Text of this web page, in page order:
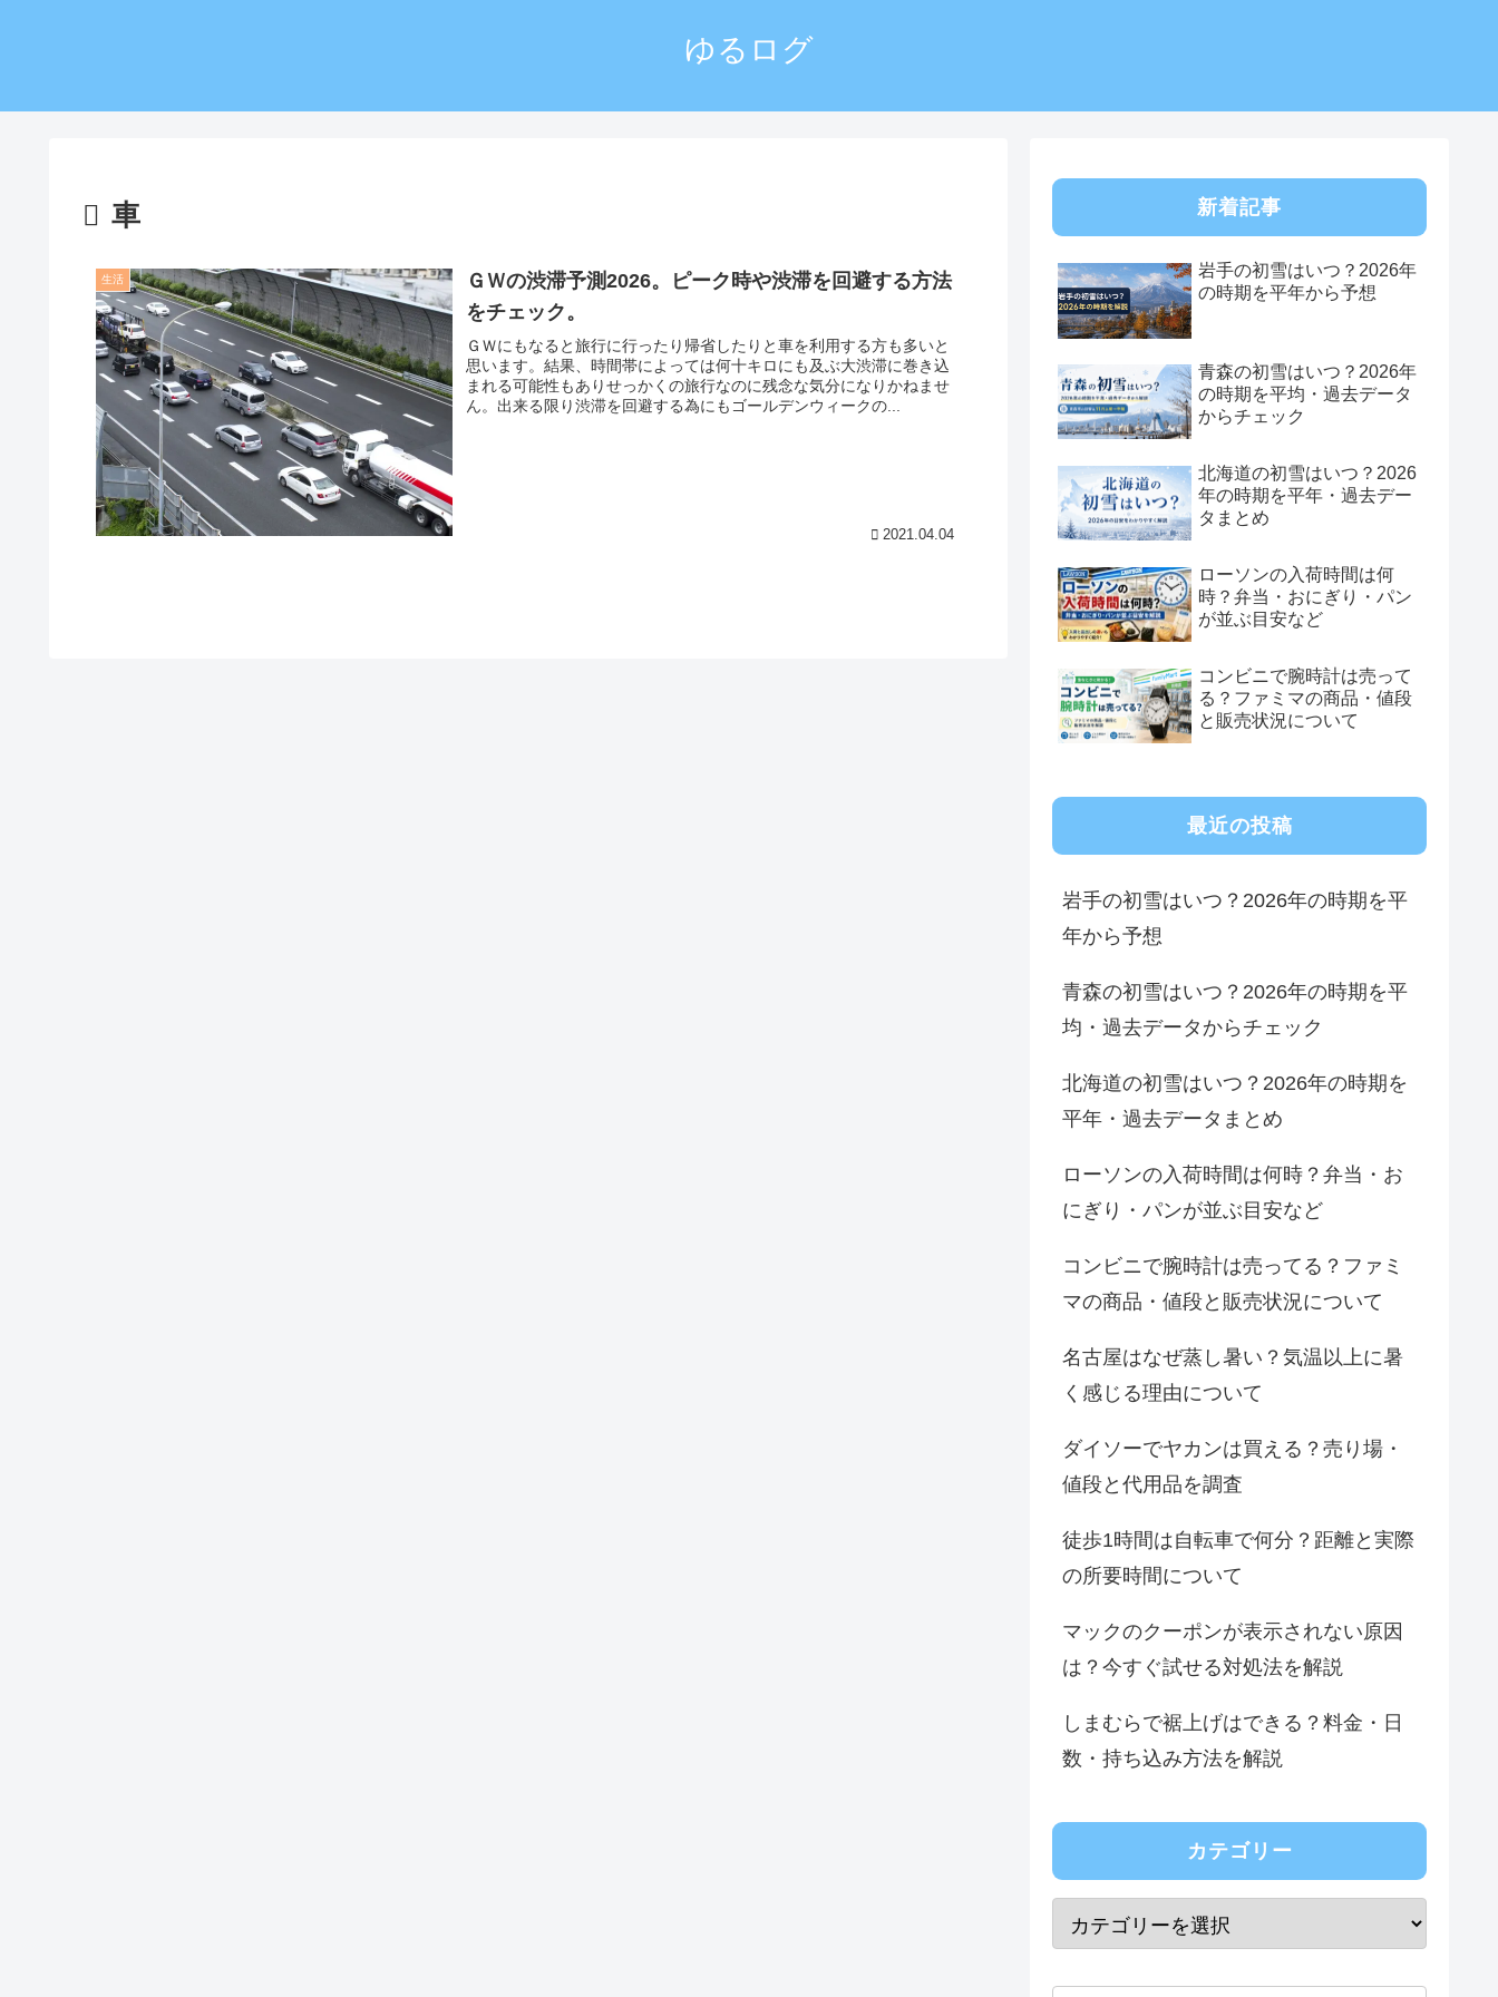
ゆるログ
車
生活
ＧＷの渋滞予測2026。ピーク時や渋滞を回避する方法
をチェック。
ＧＷにもなると旅行に行ったり帰省したりと車を利用する方も多いと
思います。結果、時間帯によっては何十キロにも及ぶ大渋滞に巻き込
まれる可能性もありせっかくの旅行なのに残念な気分になりかねませ
ん。出来る限り渋滞を回避する為にもゴールデンウィークの...
2021.04.04
新着記事
岩手の初雪はいつ？2026年
の時期を平年から予想
青森の初雪はいつ？2026年
の時期を平均・過去データ
からチェック
北海道の初雪はいつ？2026
年の時期を平年・過去デー
タまとめ
ローソンの入荷時間は何
時？弁当・おにぎり・パン
が並ぶ目安など
コンビニで腕時計は売って
る？ファミマの商品・値段
と販売状況について
最近の投稿
岩手の初雪はいつ？2026年の時期を平
年から予想
青森の初雪はいつ？2026年の時期を平
均・過去データからチェック
北海道の初雪はいつ？2026年の時期を
平年・過去データまとめ
ローソンの入荷時間は何時？弁当・お
にぎり・パンが並ぶ目安など
コンビニで腕時計は売ってる？ファミ
マの商品・値段と販売状況について
名古屋はなぜ蒸し暑い？気温以上に暑
く感じる理由について
ダイソーでヤカンは買える？売り場・
値段と代用品を調査
徒歩1時間は自転車で何分？距離と実際
の所要時間について
マックのクーポンが表示されない原因
は？今すぐ試せる対処法を解説
しまむらで裾上げはできる？料金・日
数・持ち込み方法を解説
カテゴリー